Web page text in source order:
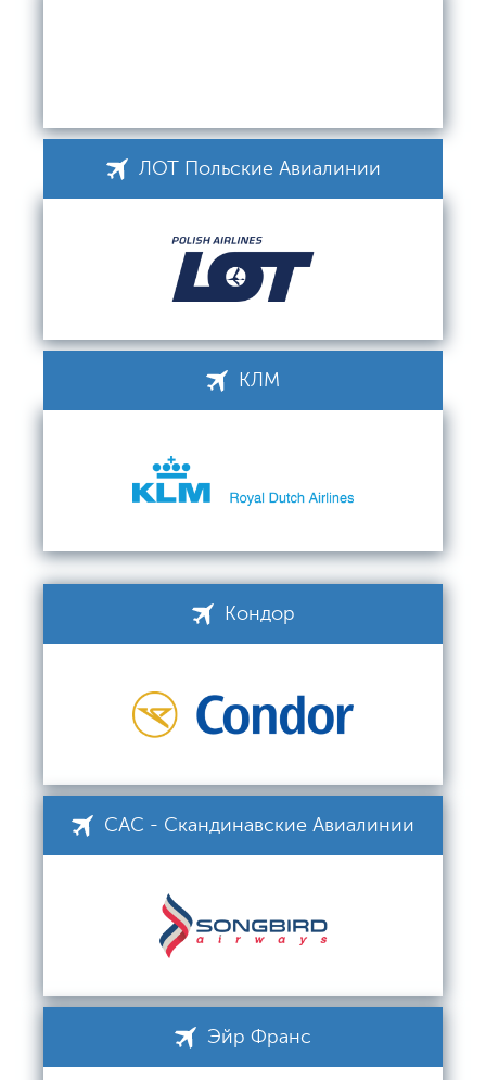
ЛОТ Польские Авиалинии
КЛМ
Кондор
САС - Скандинавские Авиалинии
Эйр Франс